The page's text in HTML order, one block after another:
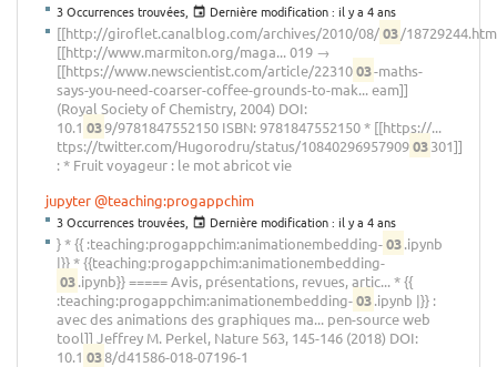
3 Occurrences trouvées, Dernière modification : il y a 4 ans
[[http://giroflet.canalblog.com/archives/2010/08/03 /
[[http://www.marmiton.org/maga... 019 →
[[https://www.newscientist.com/article/2231003-maths-
says-you-need-coarser-coffee-grounds-to-mak... eam]]
(Royal Society of Chemistry, 2004) DOI:
10.1 039/9781847552150 ISBN: 9781847552150 * [[https://...
ttps://twitter.com/Hugorodru/status/1084029695790903 301]]
: * Fruit voyageur : le mot abricot vie
jupyter@teaching:progappchim
3 Occurrences trouvées, Dernière modification : il y a 4 ans
} * {{ :teaching:progappchim:animationembedding-03 .ipynb
|}} * {{teaching:progappchim:animationembedding-
03 .ipynb}} ===== Avis, présentations, revues, artic... * {{
:teaching:progappchim:animationembedding-03 .ipynb |}} :
avec des animations des graphiques ma... pen-source web
tool]] Jeffrey M. Perkel, Nature 563, 145-146 (2018) DOI:
10.1 03 8/d41586-018-07196-1